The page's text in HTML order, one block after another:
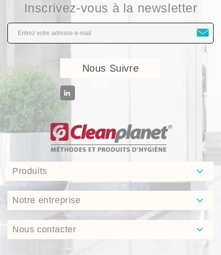
Inscrivez-vous à la newsletter
Nous Suivre
Produits
Notre entreprise
Nous contacter